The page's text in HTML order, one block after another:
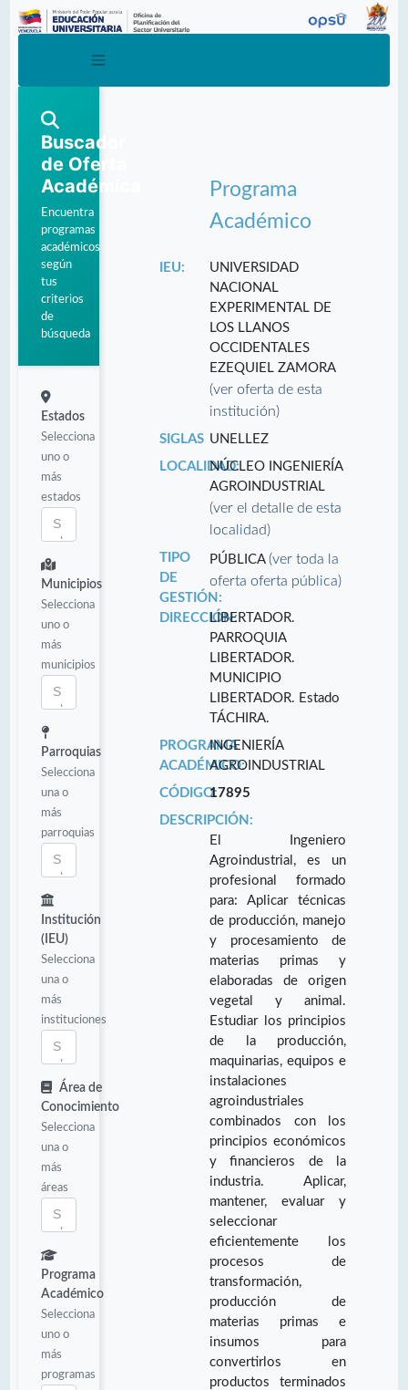
Buscador
de Oferta
Académica
Encuentra
programas
académicos
según
tus
criterios
de
búsqueda
Estados
Selecciona
uno o
más
estados
Municipios
Selecciona
uno o
más
municipios
Parroquias
Selecciona
una o
más
parroquias
Institución
(IEU)
Selecciona
una o
más
instituciones
Área de
Conocimiento
Selecciona
una o
más
áreas
Programa
Académico
Selecciona
uno o
más
programas
Programa
Académico
IEU:
UNIVERSIDAD
NACIONAL
EXPERIMENTAL DE
LOS LLANOS
OCCIDENTALES
EZEQUIEL ZAMORA
(ver oferta de esta
institución)
SIGLAS UNELLEZ
LOCALIDAD:NÚCLEO INGENIERÍA
AGROINDUSTRIAL
(ver el detalle de esta
localidad)
TIPO
DE
GESTIÓN:
PÚBLICA(ver toda la
oferta oferta pública)
DIRECCIÓN:LIBERTADOR.
PARROQUIA
LIBERTADOR.
MUNICIPIO
LIBERTADOR. Estado
TÁCHIRA.
PROGRAMA
ACADÉMICO:
INGENIERÍA
AGROINDUSTRIAL
CÓDIGO:17895
DESCRIPCIÓN:
El Ingeniero
Agroindustrial, es un
profesional formado
para: Aplicar técnicas
de producción, manejo
y procesamiento de
materias primas y
elaboradas de origen
vegetal y animal.
Estudiar los principios
de la producción,
maquinarias, equipos e
instalaciones
agroindustriales
combinados con los
principios económicos
y financieros de la
industria. Aplicar,
mantener, evaluar y
seleccionar
eficientemente los
procesos de
transformación,
producción de
materias primas e
insumos para
convertirlos en
productos terminados